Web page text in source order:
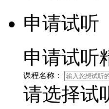
申请试听
申请试听
课程名称：
请选择试